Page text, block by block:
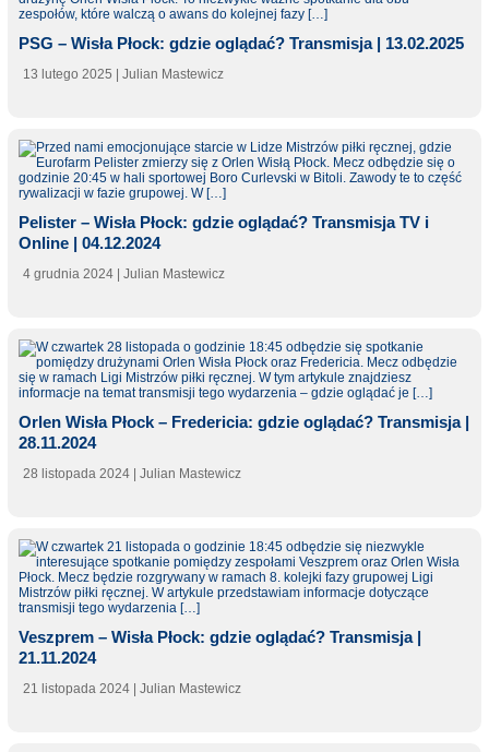
PSG – Wisła Płock: gdzie oglądać? Transmisja | 13.02.2025
13 lutego 2025 | Julian Mastewicz
Pelister – Wisła Płock: gdzie oglądać? Transmisja TV i
Online | 04.12.2024
4 grudnia 2024 | Julian Mastewicz
Orlen Wisła Płock – Fredericia: gdzie oglądać? Transmisja |
28.11.2024
28 listopada 2024 | Julian Mastewicz
Veszprem – Wisła Płock: gdzie oglądać? Transmisja |
21.11.2024
21 listopada 2024 | Julian Mastewicz